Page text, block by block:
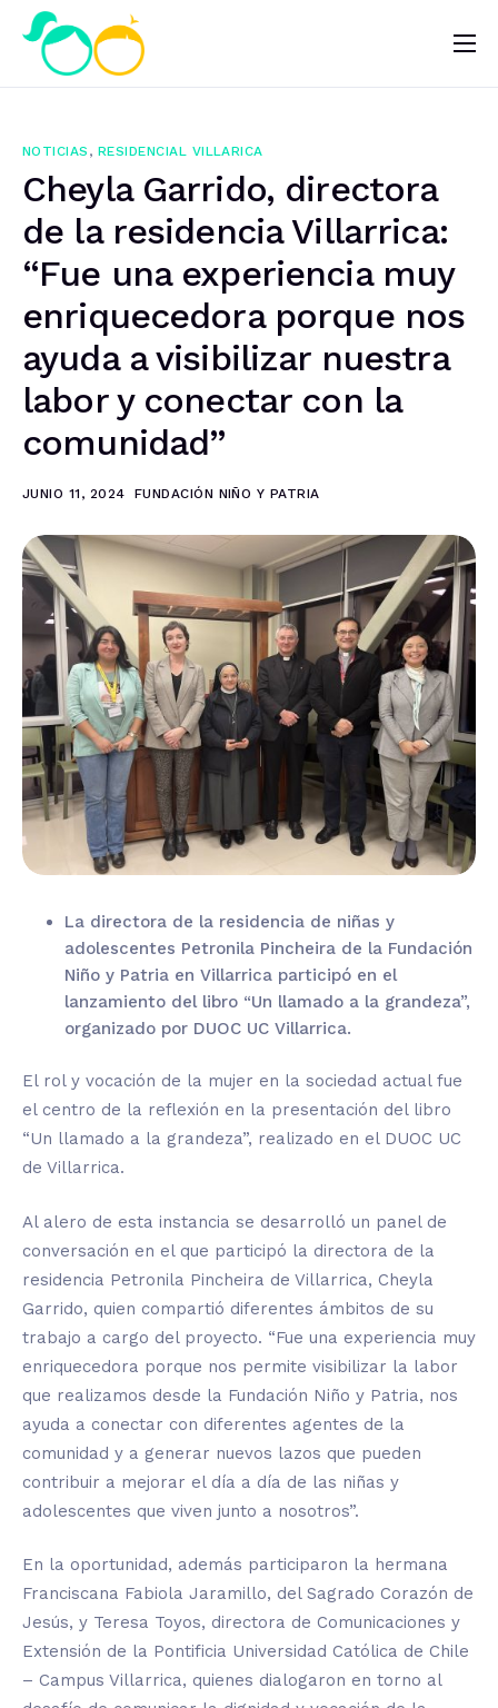
Nosotros
Noticias
¿Quieres ayudar?
NOTICIAS , RESIDENCIAL VILLARICA
Cheyla Garrido, directora
de la residencia Villarrica:
“Fue una experiencia muy
enriquecedora porque nos
ayuda a visibilizar nuestra
labor y conectar con la
comunidad”
JUNIO 11, 2024 FUNDACIÓN NIÑO Y PATRIA
La directora de la residencia de niñas y
adolescentes Petronila Pincheira de la Fundación
Niño y Patria en Villarrica participó en el
lanzamiento del libro “Un llamado a la grandeza”,
organizado por DUOC UC Villarrica.
El rol y vocación de la mujer en la sociedad actual fue
el centro de la reflexión en la presentación del libro
“Un llamado a la grandeza”, realizado en el DUOC UC
de Villarrica.
Al alero de esta instancia se desarrolló un panel de
conversación en el que participó la directora de la
residencia Petronila Pincheira de Villarrica, Cheyla
Garrido, quien compartió diferentes ámbitos de su
trabajo a cargo del proyecto. “Fue una experiencia muy
enriquecedora porque nos permite visibilizar la labor
que realizamos desde la Fundación Niño y Patria, nos
ayuda a conectar con diferentes agentes de la
comunidad y a generar nuevos lazos que pueden
contribuir a mejorar el día a día de las niñas y
adolescentes que viven junto a nosotros”.
En la oportunidad, además participaron la hermana
Franciscana Fabiola Jaramillo, del Sagrado Corazón de
Jesús, y Teresa Toyos, directora de Comunicaciones y
Extensión de la Pontificia Universidad Católica de Chile
– Campus Villarrica, quienes dialogaron en torno al